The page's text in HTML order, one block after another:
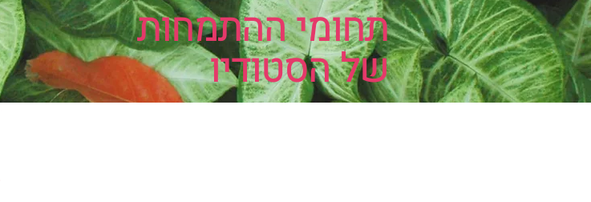
תחומי ההתמחות
של הסטודיו